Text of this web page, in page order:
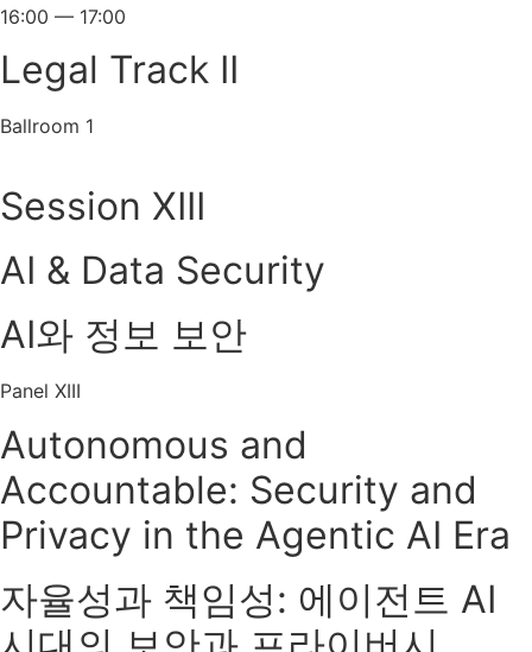
16:00 — 17:00
Legal Track II
Ballroom 1
Session XIII
AI & Data Security
AI와 정보 보안
Panel XIII
Autonomous and
Accountable: Security and
Privacy in the Agentic AI Era
자율성과 책임성: 에이전트 AI